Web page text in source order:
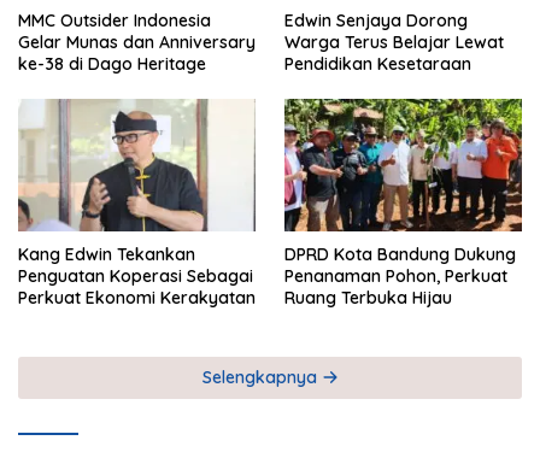
MMC Outsider Indonesia
Gelar Munas dan Anniversary
ke-38 di Dago Heritage
Edwin Senjaya Dorong
Warga Terus Belajar Lewat
Pendidikan Kesetaraan
Kang Edwin Tekankan
Penguatan Koperasi Sebagai
Perkuat Ekonomi Kerakyatan
DPRD Kota Bandung Dukung
Penanaman Pohon, Perkuat
Ruang Terbuka Hijau
Selengkapnya